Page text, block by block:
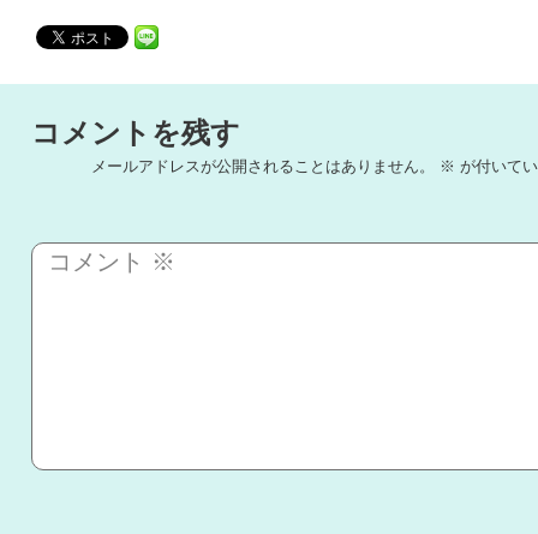
コメントを残す
メールアドレスが公開されることはありません。 ※ が付いて
コメント ※